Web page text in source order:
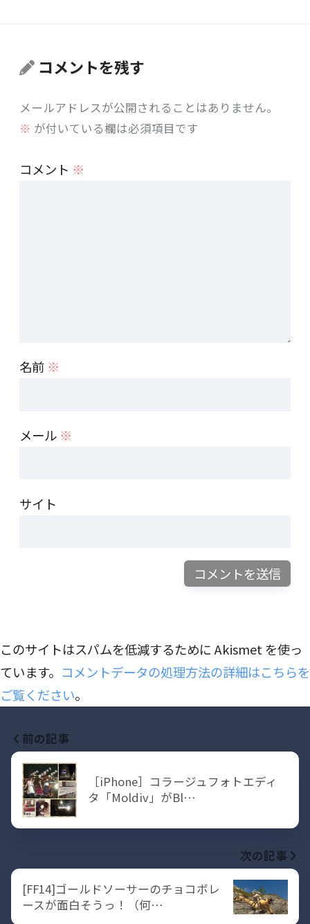
コメントを残す
メールアドレスが公開されることはありません。
※ が付いている欄は必須項目です
コメント ※
名前 ※
メール ※
サイト
このサイトはスパムを低減するために Akismet を使っ
ています。 コメントデータの処理方法の詳細はこちらを
ご覧ください。
前の記事
［iPhone］コラージュフォトエディ
タ「Moldiv」がBl…
次の記事
[FF14]ゴールドソーサーのチョコボレ
ースが面白そうっ！（何…